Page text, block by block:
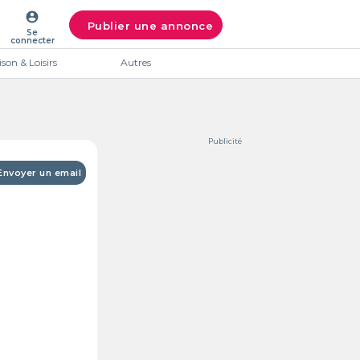
account_circle
Se
connecter
Publier une annonce
& Loisirs Autres
un email
Publicité